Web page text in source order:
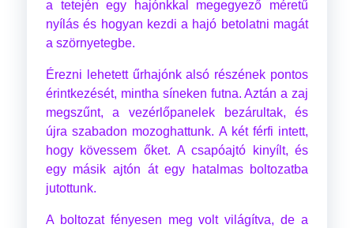
a tetején egy hajónkkal megegyező méretű
nyílás és hogyan kezdi a hajó betolatni magát
a szörnyetegbe.
Érezni lehetett űrhajónk alsó részének pontos
érintkezését, mintha síneken futna. Aztán a zaj
megszűnt, a vezérlőpanelek bezárultak, és
újra szabadon mozoghattunk. A két férfi intett,
hogy kövessem őket. A csapóajtó kinyílt, és
egy másik ajtón át egy hatalmas boltozatba
jutottunk.
A boltozat fényesen meg volt világítva, de a